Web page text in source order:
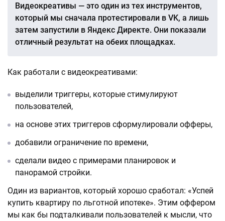
Видеокреативы — это один из тех инструментов,
который мы сначала протестировали в VK, а лишь
затем запустили в Яндекс Директе. Они показали
отличный результат на обеих площадках.
Как работали с видеокреативами:
выделили триггеры, которые стимулируют
пользователей,
на основе этих триггеров сформулировали офферы,
добавили ограничение по времени,
сделали видео с примерами планировок и
панорамой стройки.
Один из вариантов, который хорошо сработал: «Успей
купить квартиру по льготной ипотеке». Этим оффером
мы как бы подталкивали пользователей к мысли, что